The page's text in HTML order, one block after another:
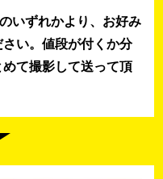
いずれかより、お好み
い。値段が付くか分
て撮影して送って頂